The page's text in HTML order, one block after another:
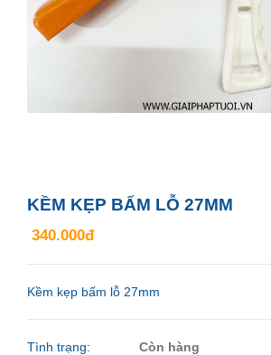
KỀM KẸP BẤM LỖ 27MM
340.000đ
Kềm kẹp bấm lỗ 27mm
Tình trạng: Còn hàng